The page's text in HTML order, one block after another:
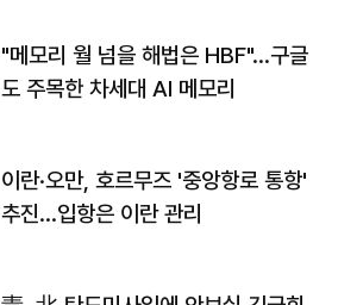
"메모리 월 넘을 해법은 HBF"…구글
도 주목한 차세대 AI 메모리
이란·오만, 호르무즈 '중앙항로 통항'
추진…입항은 이란 관리